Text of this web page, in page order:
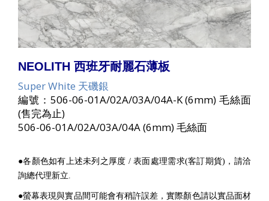
NEOLITH 西班牙耐麗石薄板
Super White 天磯銀
編號：506-06-01A/02A/03A/04A-K (6mm) 毛絲面
(售完為止)
506-06-01A/02A/03A/04A (6mm) 毛絲面
●各顏色如有上述未列之厚度 / 表面處理需求(客訂期貨)，請洽
詢總代理新立.
●螢幕表現與實品間可能會有稍許誤差，實際顏色請以實品面材